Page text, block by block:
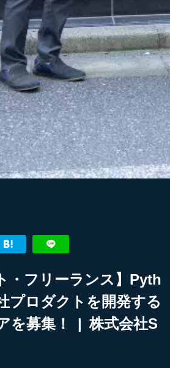
・フリーランス】Pyth
プロダクトを開発する
を募集！ | 株式会社S